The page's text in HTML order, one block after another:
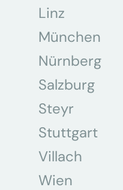
Linz
München
Nürnberg
Salzburg
Steyr
Stuttgart
Villach
Wien